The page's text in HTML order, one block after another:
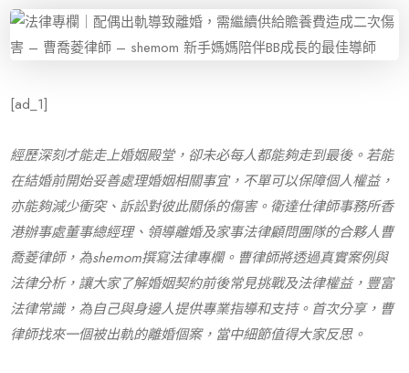
[ad_1]
經歷深刻才能走上婚姻殿堂，卻未必每人都能夠走到最後。若能
在結婚前開始妥善處理婚姻相關事宜，不單可以保障個人權益，
亦能夠減少衝突、訴訟對彼此關係的傷害。衛達仕律師事務所香
港辦事處董事總經理、領導離婚及家事法律顧問團隊的合夥人曹
喬菱律師，為shemom撰寫法律專欄。曹律師將透過真實案例與
法律分析，讓大家了解婚姻契約前後常見挑戰及法律權益，豐富
法律常識，為自己與身邊人提供專業指導和支持。首次分享，曹
律師找來一個被出軌的離婚個案，當中細節值得大家反思。